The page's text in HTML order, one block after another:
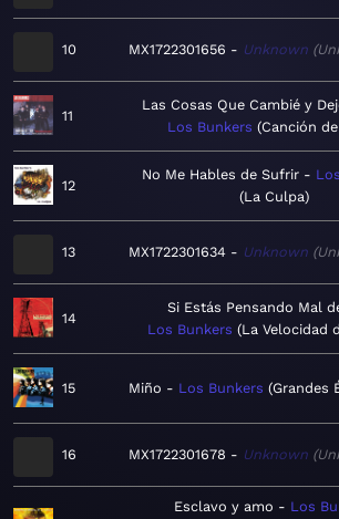
10 MX1722301656 Unknown
11
Las Cosas Que Cambié y
Los Bunkers Canción
12
No Me Hables de Sufrir
La Culpa
13 MX1722301634 Unknown
14
Si Estás Pensando Mal
Los Bunkers La Velocidad
15 Miño Los Bunkers Grandes
16 MX1722301678 Unknown
Esclavo y amo
Los